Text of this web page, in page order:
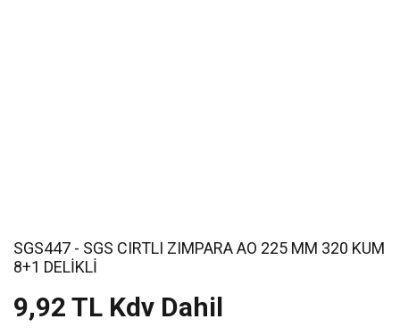
SGS447 - SGS CIRTLI ZIMPARA AO 225 MM 320 KUM
8+1 DELİKLİ
9,92 TL Kdv Dahil